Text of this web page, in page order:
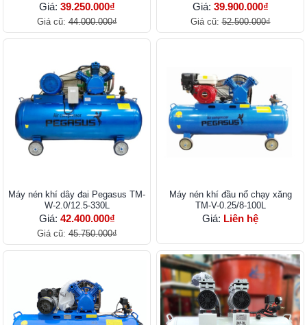
Giá: 39.250.000₫
Giá cũ:44.000.000₫
Giá: 39.900.000₫
Giá cũ:52.500.000₫
Máy nén khí dây đai Pegasus TM-
W-2.0/12.5-330L
Giá: 42.400.000₫
Giá cũ:45.750.000₫
Máy nén khí đầu nổ chạy xăng
TM-V-0.25/8-100L
Giá: Liên hệ